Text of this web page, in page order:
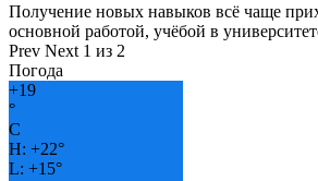
Получение новых навыков всё чаще
основной работой, учёбой в
Prev Next 1 из 2
Погода
+19
°
C
H: +22°
L: +15°